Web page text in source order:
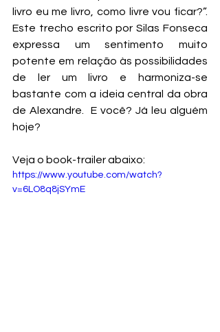
livro eu me livro, como livre vou ficar?”.
Este trecho escrito por Silas Fonseca
expressa um sentimento muito
potente em relação às possibilidades
de ler um livro e harmoniza-se
bastante com a ideia central da obra
de Alexandre.  E você? Já leu alguém
hoje?
Veja o book-trailer abaixo:
https://www.youtube.com/watch?
v=6LO8q8jSYmE